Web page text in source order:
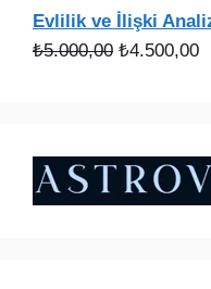
fiyat:
₺5.500,00.
Evlilik ve İlişki
₺5.000,00 Orijinal
₺4.500,00Şu